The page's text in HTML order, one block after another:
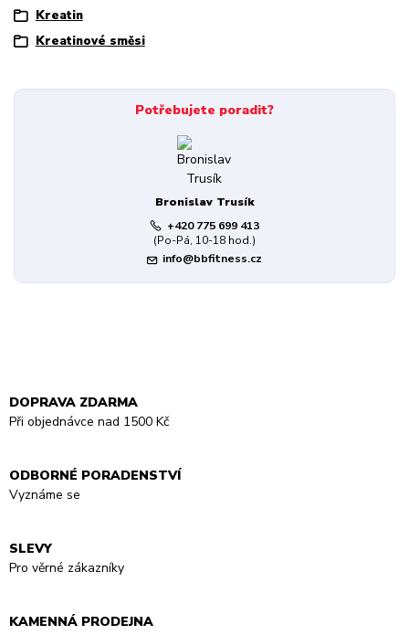
Kreatin
Kreatinové směsi
Potřebujete poradit?
Bronislav Trusík
+420 775 699 413
(Po-Pá, 10-18 hod.)
info@bbfitness.cz
DOPRAVA ZDARMA
Při objednávce nad 1500 Kč
ODBORNÉ PORADENSTVÍ
Vyznáme se
SLEVY
Pro věrné zákazníky
KAMENNÁ PRODEJNA